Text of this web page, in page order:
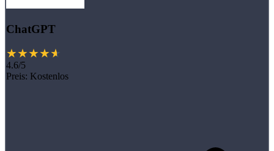
ChatGPT
4.6/5
Preis: Kostenlos